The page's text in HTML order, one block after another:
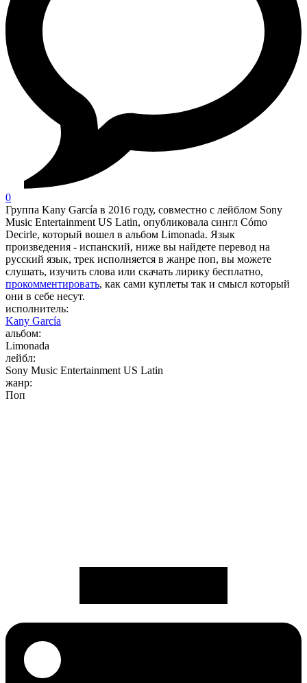
0
Группа Kany García в 2016 году, совместно с лейблом Sony
Music Entertainment US Latin, опубликовала сингл Cómo
Decirle, который вошел в альбом Limonada. Язык
произведения - испанский, ниже вы найдете перевод на
русский язык, трек исполняется в жанре поп, вы можете
слушать, изучить слова или скачать лирику бесплатно,
прокомментировать, как сами куплеты так и смысл который
они в себе несут.
исполнитель:
Kany García
альбом:
Limonada
лейбл:
Sony Music Entertainment US Latin
жанр:
Поп